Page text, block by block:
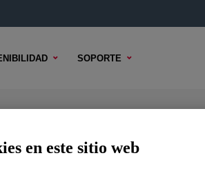
SOPORTE
en este sitio web